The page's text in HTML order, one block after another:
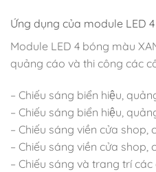
Ứng dụng của module LED
Module LED 4 bóng màu
quảng cáo và thi công các
– Chiếu sáng biển hiệu,
– Chiếu sáng biển hiệu,
– Chiếu sáng viền cửa shop,
– Chiếu sáng viền cửa shop,
– Chiếu sáng và trang trí